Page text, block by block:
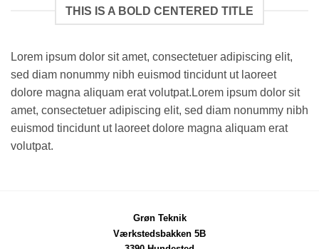
THIS IS A BOLD CENTERED TITLE
Lorem ipsum dolor sit amet, consectetuer adipiscing elit,
sed diam nonummy nibh euismod tincidunt ut laoreet
dolore magna aliquam erat volutpat.Lorem ipsum dolor sit
amet, consectetuer adipiscing elit, sed diam nonummy nibh
euismod tincidunt ut laoreet dolore magna aliquam erat
volutpat.
Grøn Teknik
Værkstedsbakken 5B